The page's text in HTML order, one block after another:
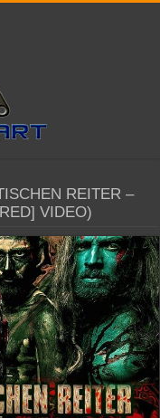
REITER –
VIDEO)